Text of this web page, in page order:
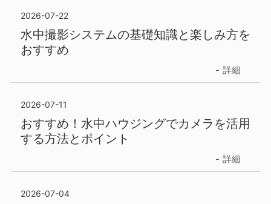
2026-07-22
水中撮影システムの基礎知識と楽しみ方を
おすすめ
詳細
2026-07-11
おすすめ！水中ハウジングでカメラを活用
する方法とポイント
詳細
2026-07-04